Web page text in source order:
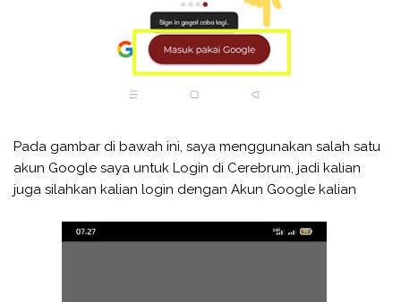
Pada gambar di bawah ini, saya menggunakan salah satu
akun Google saya untuk Login di Cerebrum, jadi kalian
juga silahkan kalian login dengan Akun Google kalian